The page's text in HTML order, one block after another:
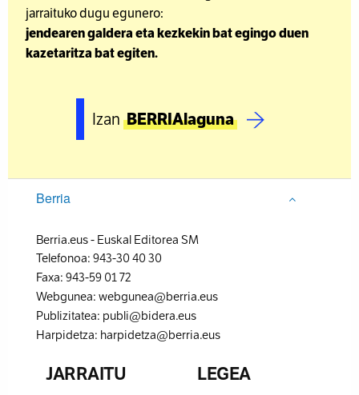
jarraituko dugu egunero:
jendearen galdera eta kezkekin bat egingo duen
kazetaritza bat egiten.
IzanBERRIAlaguna
Berria
Berria.eus- Euskal Editorea SM
Telefonoa: 943-30 40 30
Faxa: 943-59 01 72
Webgunea: webgunea@berria.eus
Publizitatea: publi@bidera.eus
Harpidetza: harpidetza@berria.eus
JARRAITU LEGEA